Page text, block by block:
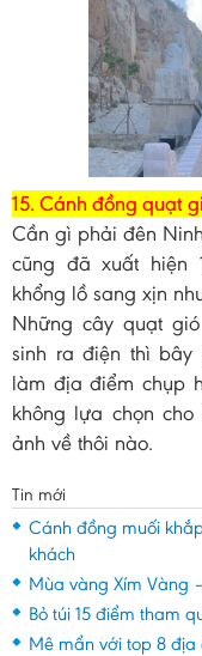
15. Cánh đồng quạt
Cần gì phải đên
cũng đã xuất hiện
khổng lồ sang xịn
Những cây quạt
sinh ra điện thì
làm địa điểm chụp
không lựa chọn
ảnh về thôi nào.
Tin mới
Cánh đồng muối
khách
Mùa vàng Xím Vàng
Bỏ túi 15 điểm tham
Mê mẩn với top 8 địa